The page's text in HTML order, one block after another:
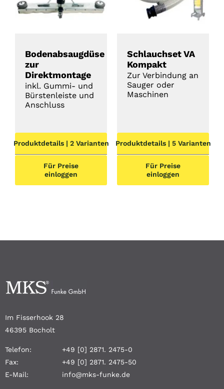
Bodenabsaugdüse
zur
Direktmontage
inkl. Gummi- und
Bürstenleiste und
Anschluss
Produktdetails | 2 Varianten
Für Preise
einloggen
Schlauchset VA
Kompakt
Zur Verbindung an
Sauger oder
Maschinen
Produktdetails | 5 Varianten
Für Preise
einloggen
Im Fisserhook 28
46395 Bocholt
Telefon:
+49 [0] 2871. 2475-0
Fax:
+49 [0] 2871. 2475-50
E-Mail:
info@mks-funke.de